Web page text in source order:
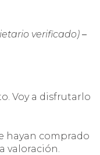
verificado) –
Voy a disfrutarlo
hayan comprado
valoración.